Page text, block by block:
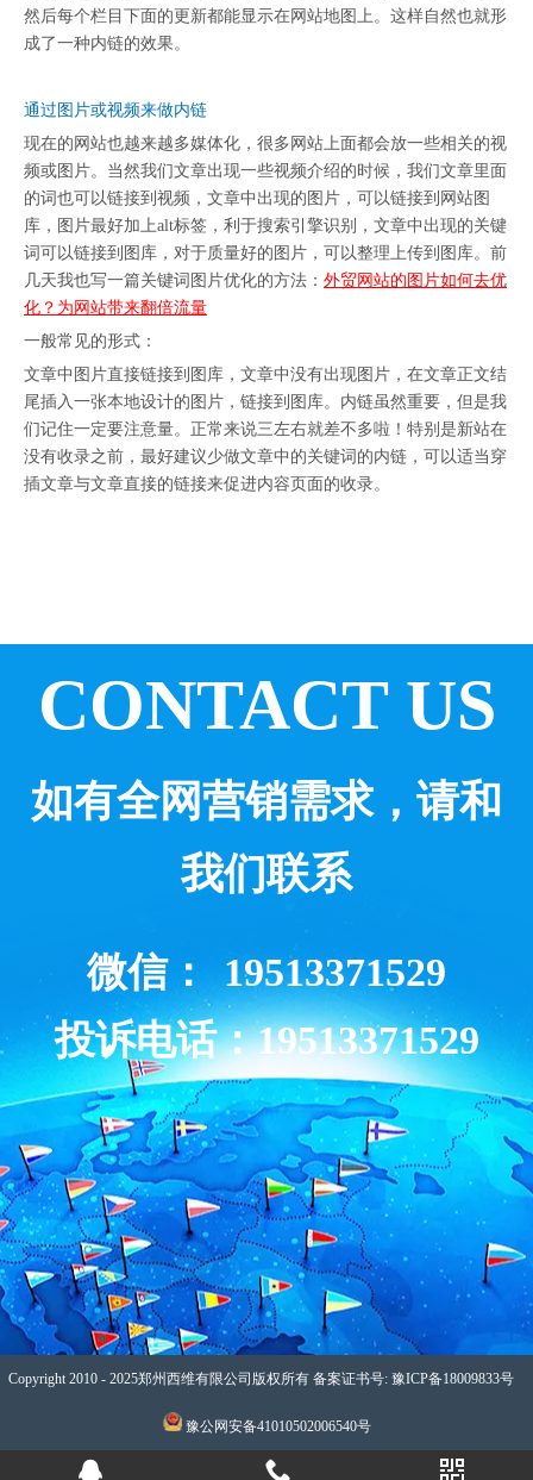
然后每个栏目下面的更新都能显示在网站地图上。这样自然也就形
成了一种内链的效果。
通过图片或视频来做内链
现在的网站也越来越多媒体化，很多网站上面都会放一些相关的视
频或图片。当然我们文章出现一些视频介绍的时候，我们文章里面
的词也可以链接到视频，文章中出现的图片，可以链接到网站图
库，图片最好加上alt标签，利于搜索引擎识别，文章中出现的关键
词可以链接到图库，对于质量好的图片，可以整理上传到图库。前
几天我也写一篇关键词图片优化的方法： 外贸网站的图片如何去优
化？为网站带来翻倍流量
一般常见的形式：
文章中图片直接链接到图库，文章中没有出现图片，在文章正文结
尾插入一张本地设计的图片，链接到图库。内链虽然重要，但是我
们记住一定要注意量。正常来说三左右就差不多啦！特别是新站在
没有收录之前，最好建议少做文章中的关键词的内链，可以适当穿
插文章与文章直接的链接来促进内容页面的收录。
CONTACT US
如有全网营销需求，请和
我们联系
微信：
19513371529
投诉电话：19513371529
Copyright 2010 - 2025郑州西维有限公司版权所有 备案证书号: 豫ICP备18009833号
豫公网安备41010502006540号